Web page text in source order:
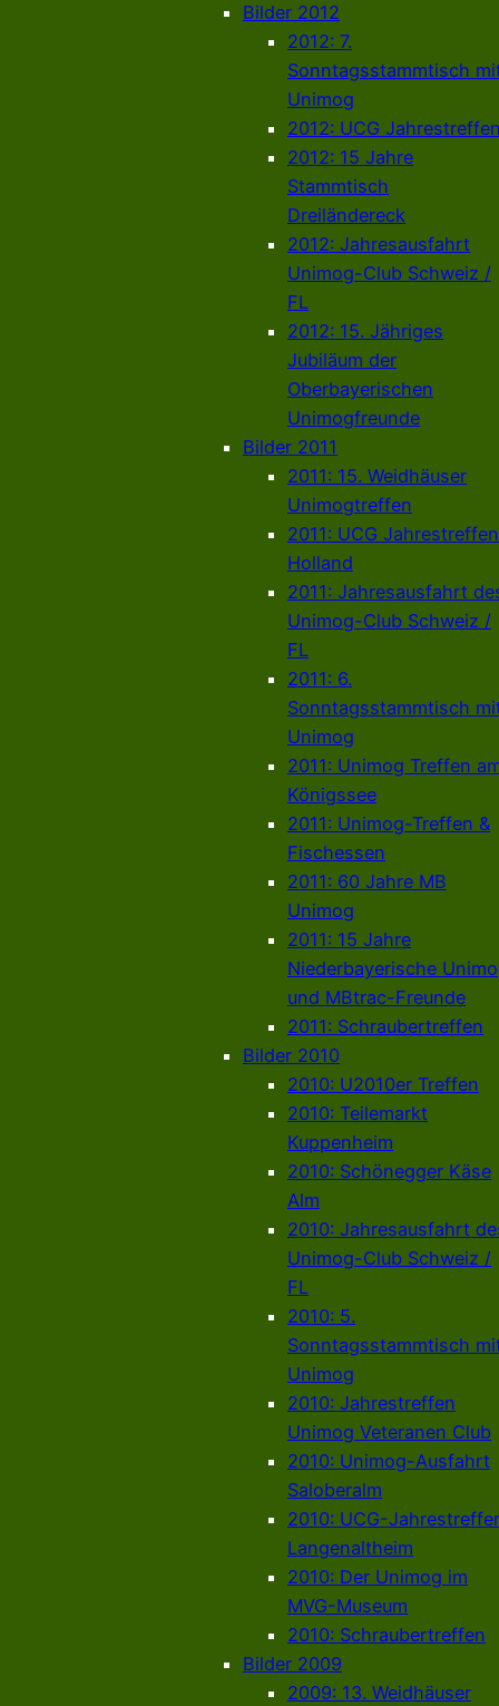
Bilder 2012
2012: 7.
Sonntagsstammtisch
Unimog
2012: UCG
2012: 15 Jahre
Stammtisch
Dreiländereck
2012: Jahresausfahrt
Unimog-Club Schweiz /
FL
2012: 15. Jähriges
Jubiläum der
Oberbayerischen
Unimogfreunde
Bilder 2011
2011: 15. Weidhäuser
Unimogtreffen
2011: UCG Jahrestreffen
Holland
2011: Jahresausfahrt
Unimog-Club Schweiz /
FL
2011: 6.
Sonntagsstammtisch
Unimog
2011: Unimog Treffen
Königssee
2011: Unimog-Treffen &
Fischessen
2011: 60 Jahre MB
Unimog
2011: 15 Jahre
Niederbayerische
und MBtrac-Freunde
2011: Schraubertreffen
Bilder 2010
2010: U2010er Treffen
2010: Teilemarkt
Kuppenheim
2010: Schönegger Käse
Alm
2010: Jahresausfahrt
Unimog-Club Schweiz /
FL
2010: 5.
Sonntagsstammtisch
Unimog
2010: Jahrestreffen
Unimog Veteranen Club
2010: Unimog-Ausfahrt
Saloberalm
2010: UCG-
Langenaltheim
2010: Der Unimog im
MVG-Museum
2010: Schraubertreffen
Bilder 2009
2009: 13. Weidhäuser